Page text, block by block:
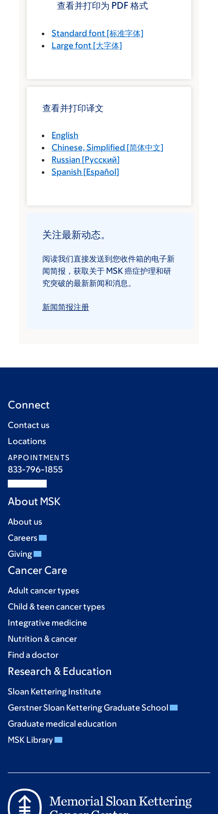
查看并打印为 PDF 格式
Standard font [标准字体]
Large font [大字体]
查看并打印译文
English
Chinese, Simplified [简体中文]
Russian [Русский]
Spanish [Español]
关注最新动态。
阅读我们直接发送到您收件箱的电子新
闻简报，获取关于 MSK 癌症护理和研
究突破的最新新闻和消息。
新闻简报注册
Connect
Contact us
Locations
APPOINTMENTS
833-796-1855
About MSK
About us
Careers
Giving
Cancer Care
Adult cancer types
Child & teen cancer types
Integrative medicine
Nutrition & cancer
Find a doctor
Research & Education
Sloan Kettering Institute
Gerstner Sloan Kettering Graduate School
Graduate medical education
MSK Library